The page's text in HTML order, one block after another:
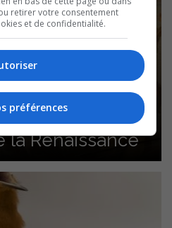
la Renaissance
retirer votre consentement
et de confidentialité.
préférences